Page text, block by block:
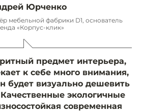
Юрченко
мебельной фабрики D1, основатель
«Корпус-клик»
предмет интерьера,
к себе много внимания,
будет визуально дешевить
экологичные
современная